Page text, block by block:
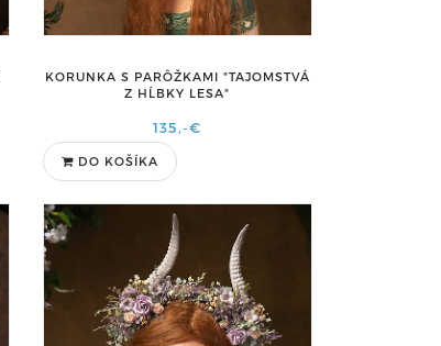
KORUNKA S PARÔŽKAMI "TAJOMSTVÁ
Z HĹBKY LESA"
135,-€
DO KOŠÍKA